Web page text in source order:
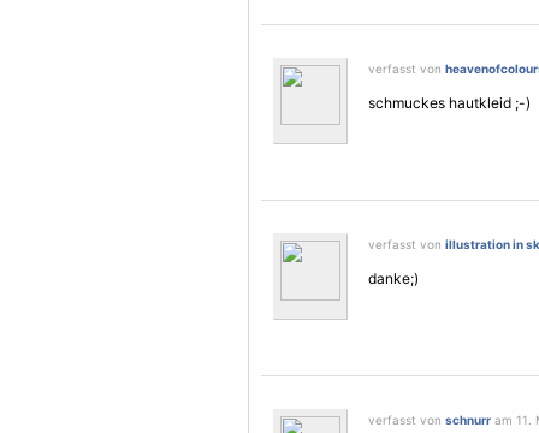
verfasst von
schmuckes hautkleid ;-)
verfasst von illustration in
danke;)
verfasst von schnurr am 11.